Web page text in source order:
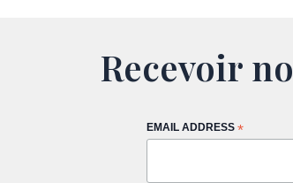
Recevoir
EMAIL ADDRESS *